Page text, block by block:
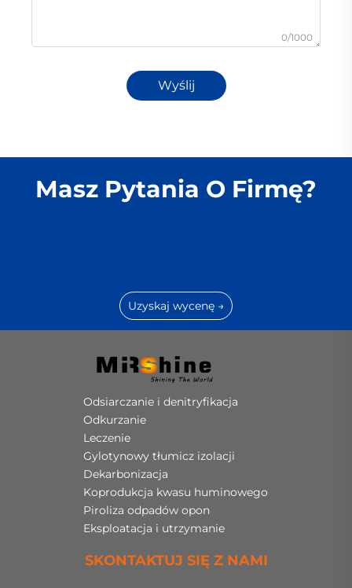
0/1000
Wyślij
Masz Pytania O Firmę?
Uzyskaj wycenę →
Odsiarczanie i denitryfikacja
Odkurzanie
Leczenie
Gylotynowy tłumicz izolacji
Dekarbonizacja
Koprodukcja kwasu huminowego
Piroliza odpadów opon
Eksploatacja i utrzymanie
SKONTAKTUJ SIĘ Z NAMI